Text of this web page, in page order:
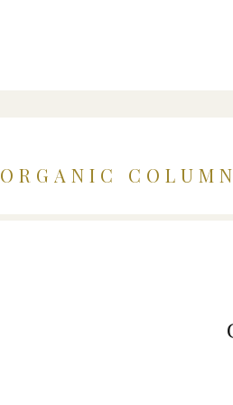
ORGANIC COLUMN